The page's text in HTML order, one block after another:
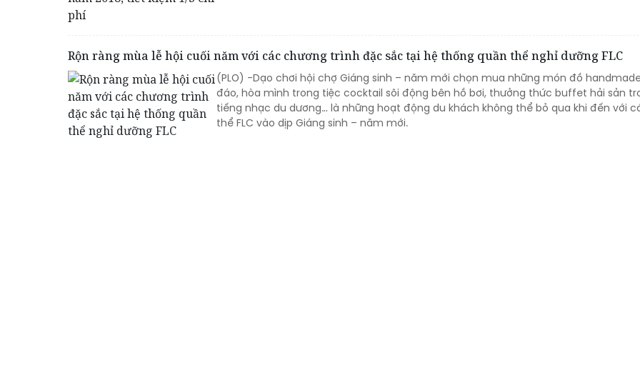
Rộn ràng mùa lễ hội cuối năm với các chương trình đặc sắc tại hệ thống quần thể nghỉ dưỡng FLC
(PLO) -Dạo chơi hội chợ Giáng sinh – năm mới chọn mua những món đồ
đáo, hòa mình trong tiệc cocktail sôi động bên hồ bơi, thưởng thức buffet hải sản
tiếng nhạc du dương… là những hoạt động du khách không thể bỏ qua khi đến với
thể FLC vào dịp Giáng sinh – năm mới.